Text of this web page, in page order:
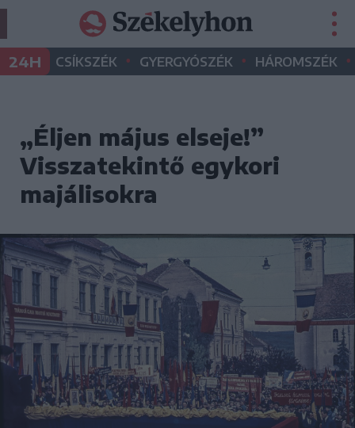
24H CSÍKSZÉK • GYERGYÓSZÉK • HÁROMSZÉK •
„Éljen május elseje!”
Visszatekintő egykori
majálisokra